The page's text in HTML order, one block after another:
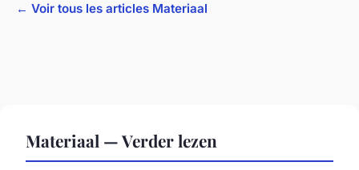
← Voir tous les articles Materiaal
Materiaal — Verder lezen